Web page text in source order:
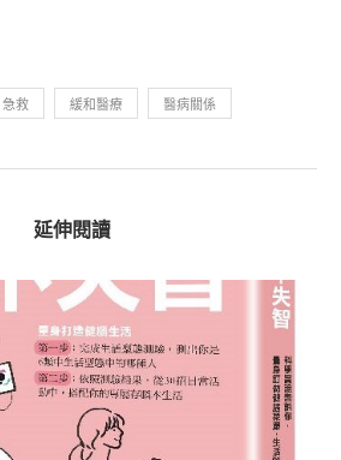
急救 緩和醫療 醫病關係
延伸閱讀